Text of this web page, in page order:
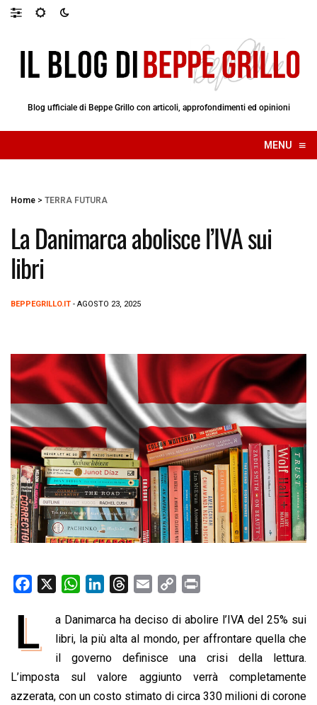
Blog ufficiale di Beppe Grillo con articoli, approfondimenti ed opinioni
MENU ≡
☰
Home > TERRA FUTURA
La Danimarca abolisce l’IVA sui
libri
BEPPEGRILLO.IT - AGOSTO 23, 2025
o
o
W
a
t
s
A
p
n
k
e
d
I
r
e
a
s
a
i
l
p
y
L
i
n
i
n
L
a Danimarca ha deciso di abolire l’IVA del 25% sui
libri, la più alta al mondo, per affrontare quella che
il governo definisce una crisi della lettura.
L’imposta sul valore aggiunto verrà completamente
azzerata, con un costo stimato di circa 330 milioni di corone